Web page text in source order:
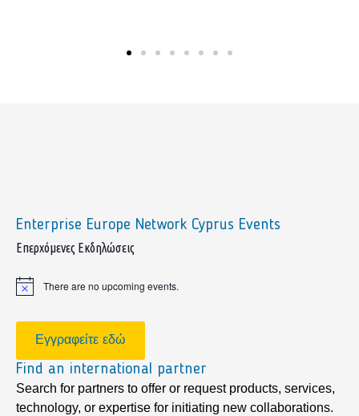
Enterprise Europe Network Cyprus Events
sidebar
Επερχόμενες Εκδηλώσεις
Notice There are no upcoming events.
Εγγραφείτε εδώ
Find an international partner
Search for partners to offer or request products, services,
technology, or expertise for initiating new collaborations.